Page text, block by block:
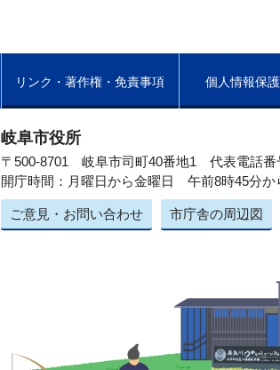
リンク・著作権・免責事項 個人情報保
岐阜市役所
〒500-8701 岐阜市司町40番地1 代表電話番
開庁時間：月曜日から金曜日 午前8時45分か
ご意見・お問い合わせ 市庁舎の周辺図